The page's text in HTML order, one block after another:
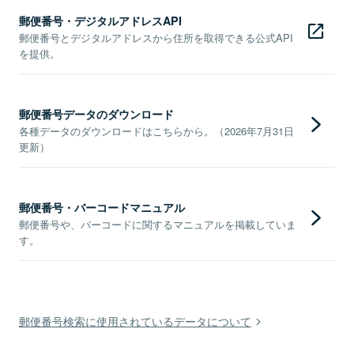
郵便番号・デジタルアドレスAPI
郵便番号とデジタルアドレスから住所を取得できる公式API
を提供。
郵便番号データのダウンロード
各種データのダウンロードはこちらから。（2026年7月31日
更新）
郵便番号・バーコードマニュアル
郵便番号や、バーコードに関するマニュアルを掲載していま
す。
郵便番号検索に使用されているデータについて